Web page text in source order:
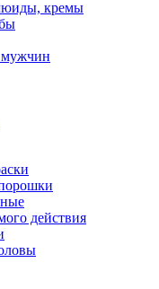
кремы
мужчин
действия